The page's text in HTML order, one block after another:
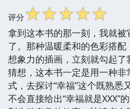
评分☆☆☆☆☆
拿到这本书的那一刻，我就
了。那种温暖柔和的色彩搭
想象力的插画，立刻就勾起
猜想，这本书一定是用一种
式，去探讨“幸福”这个既熟悉
不会直接给出“幸福就是XXX”